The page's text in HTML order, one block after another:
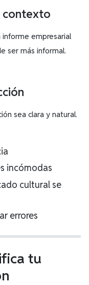
contexto
informe empresarial
ser más informal.
sea clara y natural.
incómodas
cultural se
errores
tu